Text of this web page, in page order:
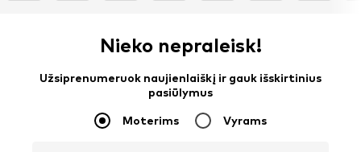
Nieko nepraleisk!
Užsiprenumeruok naujienlaiškį ir gauk išskirtinius
pasiūlymus
Moterims Vyrams